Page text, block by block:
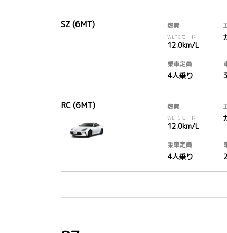
SZ (6MT) 燃費
WLTCモード
12.0km/L
乗車定員
4人乗り
RC (6MT) 燃費
WLTCモード
12.0km/L
乗車定員
4人乗り